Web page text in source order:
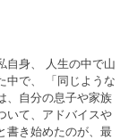
自身、 人生の中で山
中で、 「同じような
、自分の息子や家族
いて、アドバイスや
書き始めたのが、最